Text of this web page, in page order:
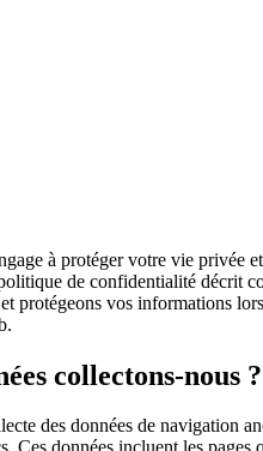
à protéger votre vie privée
de confidentialité décrit
protégeons vos informations
collectons-nous ?
des données de navigation